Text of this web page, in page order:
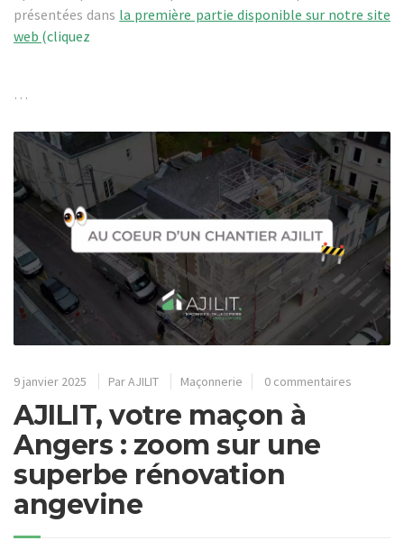
présentées dans la première partie disponible sur notre site
web (cliquez
…
9 janvier 2025 ParAJILIT Maçonnerie 0 commentaires
AJILIT, votre maçon à
Angers : zoom sur une
superbe rénovation
angevine